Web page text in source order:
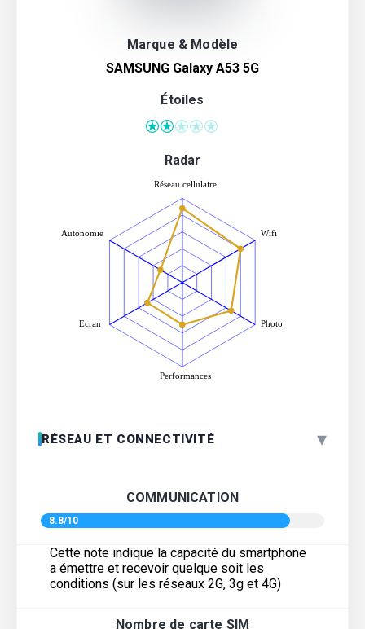
Marque & Modèle
SAMSUNG Galaxy A53 5G
Étoiles
Radar
RÉSEAU ET CONNECTIVITÉ ▾
COMMUNICATION
8.8/10
Cette note indique la capacité du smartphone
a émettre et recevoir quelque soit les
conditions (sur les réseaux 2G, 3g et 4G)
Nombre de carte SIM